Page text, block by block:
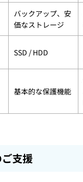
バックアップ、安
価なストレージ
SSD / HDD
基本的な保護機能
支援